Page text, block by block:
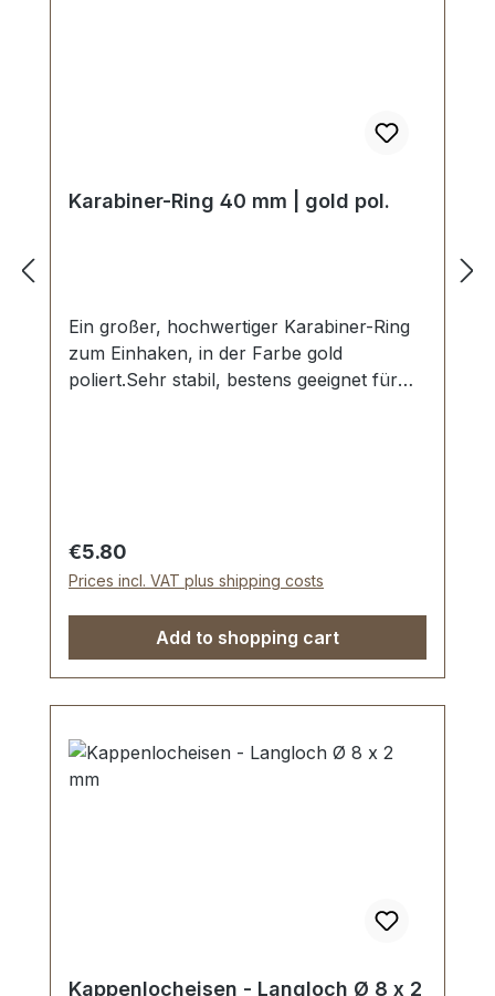
Karabiner-Ring 40 mm | gold pol.
Ein großer, hochwertiger Karabiner-Ring
zum Einhaken, in der Farbe gold
poliert.Sehr stabil, bestens geeignet für
Regular price:
€5.80
Prices incl. VAT plus shipping costs
Add to shopping cart
Kappenlocheisen - Langloch Ø 8 x 2